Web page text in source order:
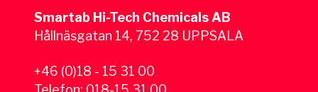
Smartab Hi-Tech Chemicals AB
Hållnäsgatan 14, 752 28 UPPSALA
+46 (0)18 - 15 31 00